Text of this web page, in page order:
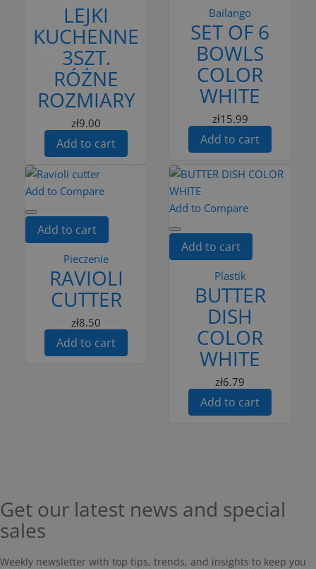
LEJKI
KUCHENNE
3SZT.
RÓŻNE
ROZMIARY
zł9.00
Add to cart
Bailango
SET OF 6
BOWLS
COLOR
WHITE
zł15.99
Add to cart
Add to Compare
Add to cart
Pieczenie
RAVIOLI
CUTTER
zł8.50
Add to cart
Add to Compare
Add to cart
Plastik
BUTTER
DISH
COLOR
WHITE
zł6.79
Add to cart
Get our latest news and special
sales
Weekly newsletter with top tips, trends, and insights to keep you